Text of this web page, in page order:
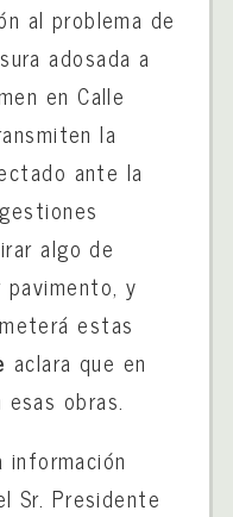
de
adosada a
en Calle
la
ante la
algo de
y
estas
aclara que en
obras.
Sr. Presidente